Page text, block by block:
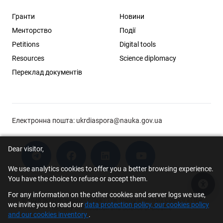
Dear visitor,
We use analytics cookies to offer you a better browsing experience.
You have the choice to refuse or accept them.
For any information on the other cookies and server logs we use,
we invite you to read ourdata protection policy, our cookies policy
and our cookies inventory .
Гранти
Менторство
Petitions
Resources
Переклад документів
Новини
Події
Digital tools
Science diplomacy
Електронна пошта: ukrdiaspora@nauka.gov.ua
© 2026 Scholar Support Office | The Young Scientists Council at the
Ministry of Education and Science of Ukraine